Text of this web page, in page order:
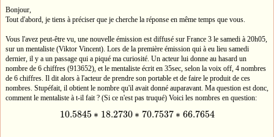
Bonjour,
Tout d'abord, je tiens à préciser que je cherche la réponse en même temps que vous.
Vous l'avez peut-être vu, une nouvelle émission est diffusé sur France 3 le samedi à 20h05,
sur un mentaliste (Viktor Vincent). Lors de la première émission qui à eu lieu samedi
dernier, il y a un passage qui a piqué ma curiosité. Un acteur lui donne au hasard un
nombre de 6 chiffres (913652), et le mentaliste écrit en 35sec, selon la voix off, 4 nombres
de 6 chiffres. Il dit alors à l'acteur de prendre son portable et de faire le produit de ces
nombres. Stupéfait, il obtient le nombre qu'il avait donné auparavant. Ma question est donc,
comment le mentaliste à t-il fait ? (Si ce n'est pas truqué) Voici les nombres en question:
10.5845 ∗ 18.2730 ∗ 70.7537 ∗ 66.7654
10.5845∗18.2730 ∗ 70.7537∗66.7654